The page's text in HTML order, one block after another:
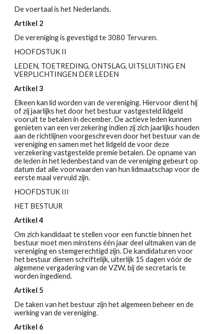
De voertaal is het Nederlands.
Artikel 2
De vereniging is gevestigd te 3080 Tervuren.
HOOFDSTUK II
LEDEN, TOETREDING, ONTSLAG, UITSLUITING EN
VERPLICHTINGEN DER LEDEN
Artikel 3
Elkeen kan lid worden van de vereniging. Hiervoor dient hij
of zij jaarlijks het door het bestuur vastgesteld lidgeld
vooruit te betalen in december. De actieve leden kunnen
genieten van een verzekering indien zij zich jaarlijks houden
aan de richtlijnen voorgeschreven door het bestuur van de
vereniging en samen met het lidgeld de voor deze
verzekering vastgestelde premie betalen. De opname van
de leden in het ledenbestand van de vereniging gebeurt op
datum dat alle voorwaarden van hun lidmaatschap voor de
eerste maal vervuld zijn.
HOOFDSTUK III
HET BESTUUR
Artikel 4
Om zich kandidaat te stellen voor een functie binnen het
bestuur moet men minstens één jaar deel uitmaken van de
vereniging en stemgerechtigd zijn. De kandidaturen voor
het bestuur dienen schriftelijk, uiterlijk 15 dagen vóór de
algemene vergadering van de VZW, bij de secretaris te
worden ingediend.
Artikel 5
De taken van het bestuur zijn het algemeen beheer en de
werking van de vereniging.
Artikel 6